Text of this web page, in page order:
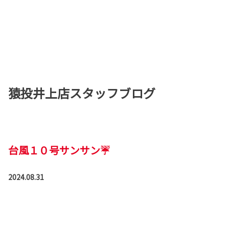
猿投井上店スタッフブログ
台風１０号サンサン☔
2024.08.31